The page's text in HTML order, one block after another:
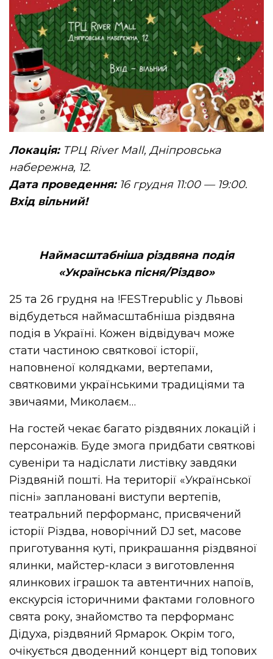
Локація:ТРЦ River Mall, Дніпровська
набережна, 12.
Дата проведення:16 грудня 11:00 — 19:00.
Вхід вільний!
Наймасштабніша різдвяна подія
«Українська пісня/Різдво»
25 та 26 грудня на !FESTrepublic у Львові
відбудеться наймасштабніша різдвяна
подія в Україні. Кожен відвідувач може
стати частиною святкової історії,
наповненої колядками, вертепами,
святковими українськими традиціями та
звичаями, Миколаєм…
На гостей чекає багато різдвяних локацій і
персонажів. Буде змога придбати святкові
сувеніри та надіслати листівку завдяки
Різдвяній пошті. На території «Української
пісні» заплановані виступи вертепів,
театральний перформанс, присвячений
історії Різдва, новорічний DJ set, масове
приготування куті, прикрашання різдвяної
ялинки, майстер-класи з виготовлення
ялинкових іграшок та автентичних напоїв,
екскурсія історичними фактами головного
свята року, знайомство та перформанс
Дідуха, різдвяний Ярмарок. Окрім того,
очікується дводенний концерт від топових